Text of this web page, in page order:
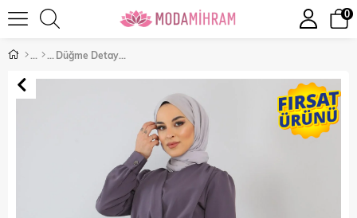
0
Düğme Detaylı Takım Antrasit 10743